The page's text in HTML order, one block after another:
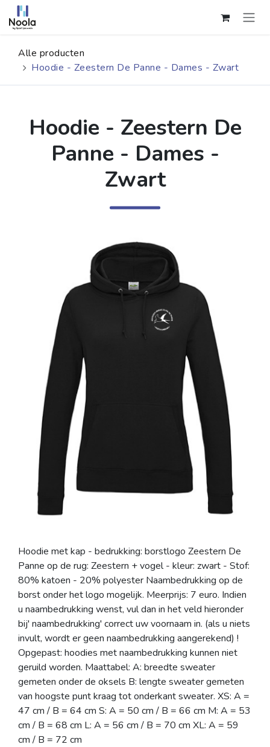
Overslaan naar inhoud
Alle producten
Hoodie - Zeestern De Panne - Dames - Zwart
Hoodie - Zeestern De
Panne - Dames -
Zwart
Hoodie met kap - bedrukking: borstlogo Zeestern De
Panne op de rug: Zeestern + vogel - kleur: zwart - Stof:
80% katoen - 20% polyester Naambedrukking op de
borst onder het logo mogelijk. Meerprijs: 7 euro. Indien
u naambedrukking wenst, vul dan in het veld hieronder
bij' naambedrukking' correct uw voornaam in. (als u niets
invult, wordt er geen naambedrukking aangerekend) !
Opgepast: hoodies met naambedrukking kunnen niet
geruild worden. Maattabel: A: breedte sweater
gemeten onder de oksels B: lengte sweater gemeten
van hoogste punt kraag tot onderkant sweater. XS: A =
47 cm / B = 64 cm S: A = 50 cm / B = 66 cm M: A = 53
cm / B = 68 cm L: A = 56 cm / B = 70 cm XL: A = 59
cm / B = 72 cm